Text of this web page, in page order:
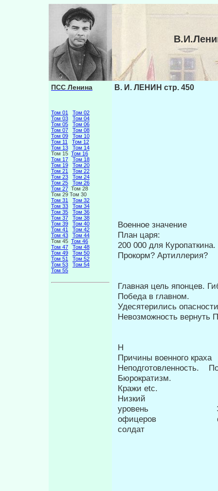
ПСС Ленина
Том 01
Том 02
Том 03
Том 04
Том 05
Том 06
Том 07
Том 08
Том 09
Том 10
Том 11
Том 12
Том 13
Том 14
Том 15 Том 16
Том 17
Том 18
Том 19
Том 20
Том 21
Том 22
Том 23
Том 24
Том 25
Том 26
Том 27 Том 28
Том 29 Том 30
Том 31
Том 32
Том 33
Том 34
Том 35
Том 36
Том 37
Том 38
Том 39
Том 40
Том 41
Том 42
Том 43
Том 44
Том 45 Том 46
Том 47
Том 48
Том 49
Том 50
Том 51
Том 52
Том 53
Том 54
Том 55
В. И. ЛЕНИН стр. 450
Военное значение
План царя:
200 000 для Куропаткина.
Прокорм? Артиллерия?
Главная цель японцев.
Победа в главном.
Удесятерились
Невозможность вернуть
Η
Причины военного краха
Неподготовленность.
Кражи etc.
Низкий
уровень
офицеров
солдат